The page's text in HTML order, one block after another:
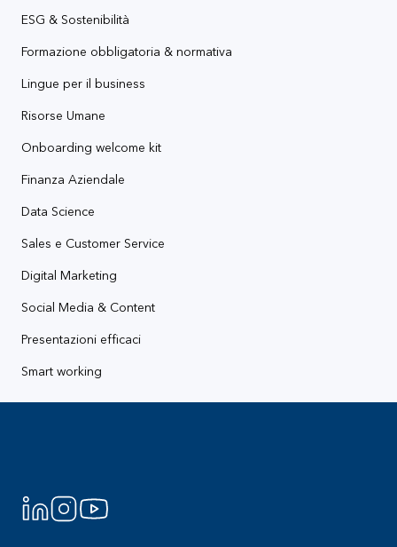
ESG & Sostenibilità
Formazione obbligatoria & normativa
Lingue per il business
Risorse Umane
Onboarding welcome kit
Finanza Aziendale
Data Science
Sales e Customer Service
Digital Marketing
Social Media & Content
Presentazioni efficaci
Smart working